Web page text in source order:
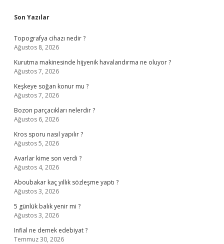
Sidebar
Son Yazılar
Topografya cihazı nedir ?
Ağustos 8, 2026
Kurutma makinesinde hijyenik havalandırma ne oluyor ?
Ağustos 7, 2026
Keşkeye soğan konur mu ?
Ağustos 7, 2026
Bozon parçacıkları nelerdir ?
Ağustos 6, 2026
Kros sporu nasıl yapılır ?
Ağustos 5, 2026
Avarlar kime son verdi ?
Ağustos 4, 2026
Aboubakar kaç yıllık sözleşme yaptı ?
Ağustos 3, 2026
5 günlük balık yenir mi ?
Ağustos 3, 2026
Infial ne demek edebiyat ?
Temmuz 30, 2026